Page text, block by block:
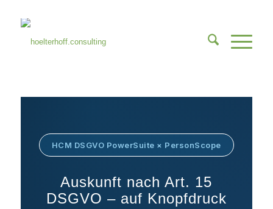
HCM DSGVO PowerSuite × PersonScope
Auskunft nach Art. 15
DSGVO – auf Knopfdruck